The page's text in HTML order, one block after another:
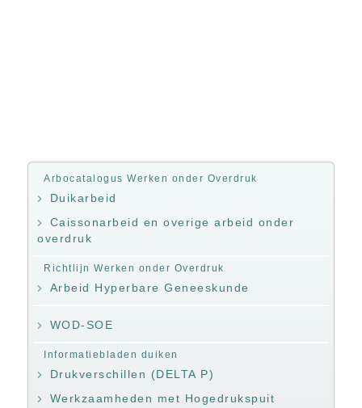
Arbocatalogus Werken onder Overdruk
Duikarbeid
Caissonarbeid en overige arbeid onder
overdruk
Richtlijn Werken onder Overdruk
Arbeid Hyperbare Geneeskunde
WOD-SOE
Informatiebladen duiken
Drukverschillen (DELTA P)
Werkzaamheden met Hogedrukspuit